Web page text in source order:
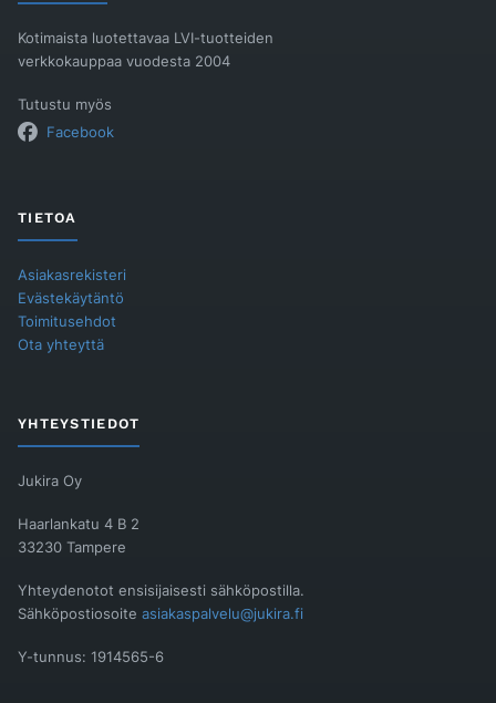
Kotimaista luotettavaa LVI-tuotteiden
verkkokauppaa vuodesta 2004
Tutustu myös
Facebook
TIETOA
Asiakasrekisteri
Evästekäytäntö
Toimitusehdot
Ota yhteyttä
YHTEYSTIEDOT
Jukira Oy
Haarlankatu 4 B 2
33230 Tampere
Yhteydenotot ensisijaisesti sähköpostilla.
Sähköpostiosoite asiakaspalvelu@jukira.fi
Y-tunnus: 1914565-6